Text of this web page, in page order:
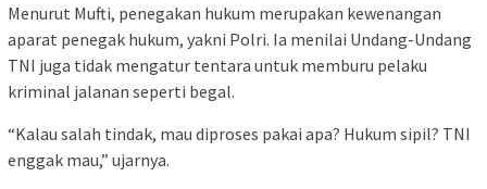
Menurut Mufti, penegakan hukum merupakan kewenangan
aparat penegak hukum, yakni Polri. Ia menilai Undang-Undang
TNI juga tidak mengatur tentara untuk memburu pelaku
kriminal jalanan seperti begal.
“Kalau salah tindak, mau diproses pakai apa? Hukum sipil? TNI
enggak mau,” ujarnya.